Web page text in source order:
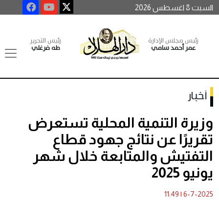
السبت 8 اغسطس 2026
رئيس مجلس الإدارة
عمر أحمد سامي
رئيس التحرير
طه فرغلي
أخبار
وزيرة التنمية المحلية تستعرض
تقريرًا عن نتائج جهود قطاع
التفتيش والمتابعة خلال شهر
يونيو 2025
6-7-2025
|
11:49